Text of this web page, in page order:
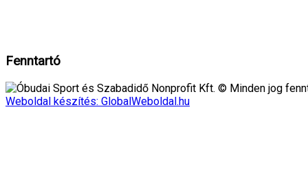
Fenntartó
Óbudai Sport és Szabadidő Nonprofit Kft. © Minden jog
Weboldal készítés: GlobalWeboldal.hu